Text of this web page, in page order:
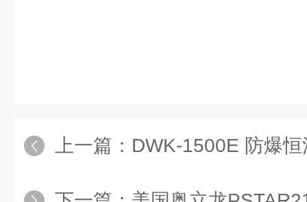
上一篇： DWK-1500E 防爆恒流中